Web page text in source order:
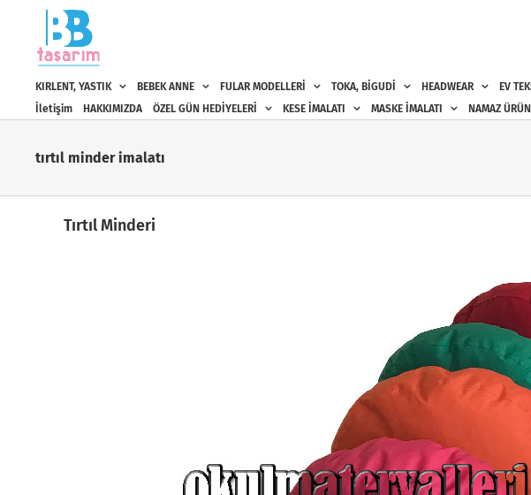
content
KIRLENT, YASTIK BEBEK ANNE FULAR MODELLERİ TOKA, BİGUDİ HEADWEAR EV
İletişim
HAKKIMIZDA ÖZEL GÜN HEDİYELERİ KESE İMALATI MASKE İMALATI NAMAZ
tırtıl minder imalatı
Tırtıl Minderi